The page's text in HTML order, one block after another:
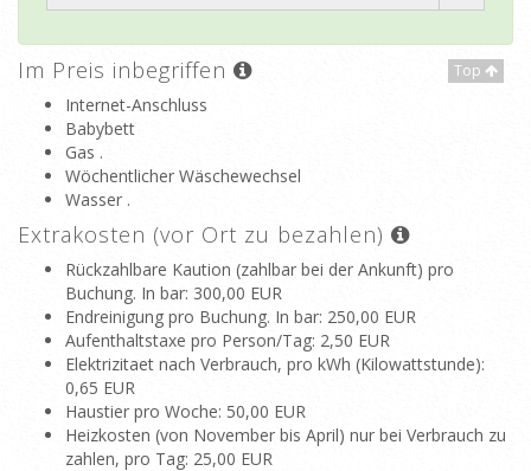
Top
Im Preis inbegriffen
Internet-Anschluss
Babybett
Gas .
Wöchentlicher Wäschewechsel
Wasser .
Extrakosten (vor Ort zu bezahlen)
Rückzahlbare Kaution (zahlbar bei der Ankunft) pro
Buchung. In bar: 300,00 EUR
Endreinigung pro Buchung. In bar: 250,00 EUR
Aufenthaltstaxe pro Person/Tag: 2,50 EUR
Elektrizitaet nach Verbrauch, pro kWh (Kilowattstunde):
0,65 EUR
Haustier pro Woche: 50,00 EUR
Heizkosten (von November bis April) nur bei Verbrauch zu
zahlen, pro Tag: 25,00 EUR